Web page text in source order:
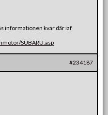
informationen kvar där iaf
SUBARU.asp
#234187